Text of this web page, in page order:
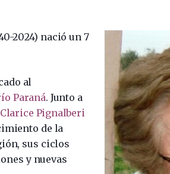
2024) nació un 7
al
Paraná. Junto a
Clarice Pignalberi
de la
sus ciclos
y nuevas